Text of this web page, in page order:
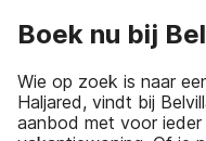
Boek nu bij
Wie op zoek is naar
Haljared, vindt bij
aanbod met voor